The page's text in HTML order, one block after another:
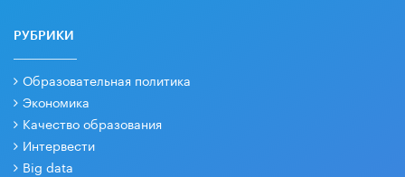
РУБРИКИ
Образовательная политика
Экономика
Качество образования
Интервести
Big data